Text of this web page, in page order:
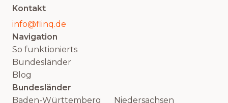
Kontakt
info@flinq.de
Navigation
So funktionierts
Bundesländer
Blog
Bundesländer
Baden-Württemberg
Niedersachsen